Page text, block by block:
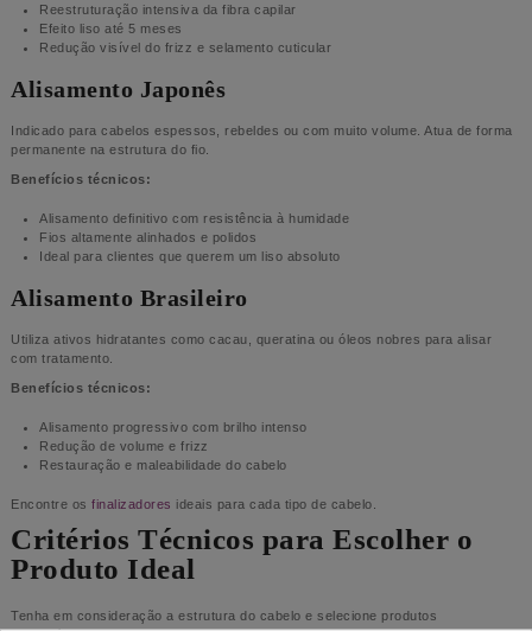
Reestruturação intensiva da fibra capilar
Efeito liso até 5 meses
Redução visível do frizz e selamento cuticular
Alisamento Japonês
Indicado para cabelos espessos, rebeldes ou com muito volume. Atua de forma
permanente na estrutura do fio.
Benefícios técnicos:
Alisamento definitivo com resistência à humidade
Fios altamente alinhados e polidos
Ideal para clientes que querem um liso absoluto
Alisamento Brasileiro
Utiliza ativos hidratantes como cacau, queratina ou óleos nobres para alisar
com tratamento.
Benefícios técnicos:
Alisamento progressivo com brilho intenso
Redução de volume e frizz
Restauração e maleabilidade do cabelo
Encontre os finalizadores ideais para cada tipo de cabelo.
Critérios Técnicos para Escolher o
Produto Ideal
Tenha em consideração a estrutura do cabelo e selecione produtos